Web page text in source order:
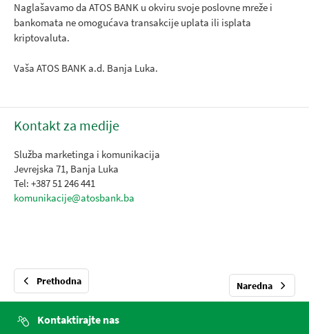
Naglašavamo da ATOS BANK u okviru svoje poslovne mreže i
bankomata ne omogućava transakcije uplata ili isplata
kriptovaluta.
Vaša ATOS BANK a.d. Banja Luka.
Kontakt za medije
Služba marketinga i komunikacija
Jevrejska 71, Banja Luka
Tel: +387 51 246 441
komunikacije@atosbank.ba
Prethodna Naredna
Kontaktirajte nas